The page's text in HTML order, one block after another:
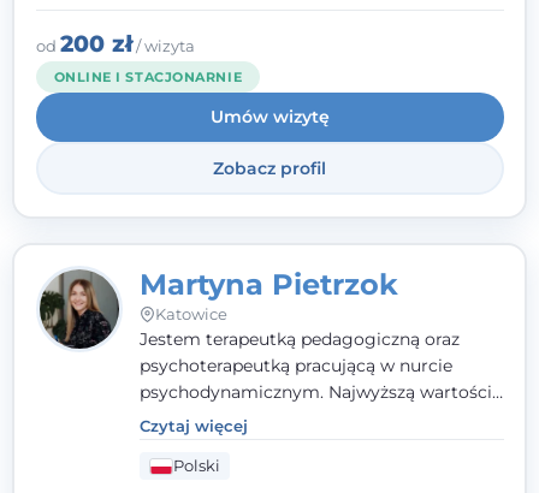
indywidualne podejście pełne empatii,
zaufania i wsparcia. Jeśli masz za sobą
trudny czas, jestem tutaj dla Ciebie.
od 200 zł/ wizyta
ONLINE I STACJONARNIE
Umów wizytę
Zobacz profil
Martyna Pietrzok
Katowice
Jestem terapeutką pedagogiczną oraz
psychoterapeutką pracującą w nurcie
psychodynamicznym. Najwyższą wartością
jest dla mnie bliska, pełna zrozumienia i
zaangażowania relacja z pacjentem. To
właśnie ta oparta na zaufaniu więź staje się
Czytaj więcej
Polski